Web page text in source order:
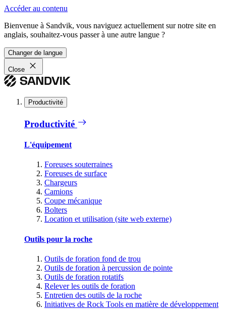
Accéder au contenu
Bienvenue à Sandvik, vous naviguez actuellement sur notre site en
anglais, souhaitez-vous passer à une autre langue ?
Changer de langue
Close
Productivité
Productivité
L'équipement
Foreuses souterraines
Foreuses de surface
Chargeurs
Camions
Coupe mécanique
Bolters
Location et utilisation (site web externe)
Outils pour la roche
Outils de foration fond de trou
Outils de foration à percussion de pointe
Outils de foration rotatifs
Relever les outils de foration
Entretien des outils de la roche
Initiatives de Rock Tools en matière de développement